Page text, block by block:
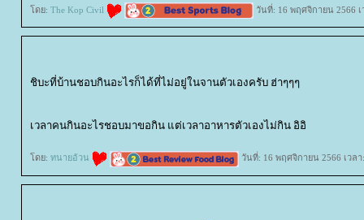
ดย: The Kop Civil วันที่: 16 พฤศจิกายน 2566 เ
ชิบะที่บ้านชอบกินอะไรก็ได้ที่ไม่อยู่ในจานตัวเองครับ ฮ่าๆๆๆ
เวลาคนกินอะไรชอบมาขอกิน แต่เวลาอาหารตัวเองไม่กิน อิอิ
ดย: ทนายอ้วน วันที่: 16 พฤศจิกายน 2566 เวล